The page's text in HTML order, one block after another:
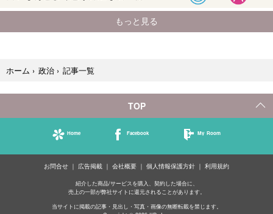
ホーム › 政治 › 記事一覧
TOP
Home Facebook My Room
お問合せ 広告掲載 会社概要 個人情報保護方針 利用規約
紹介した商品/サービスを購入、契約した場合に、
売上の一部が弊社サイトに還元されることがあります。
当サイトに掲載の記事・見出し・写真・画像の無断転載を禁じます。